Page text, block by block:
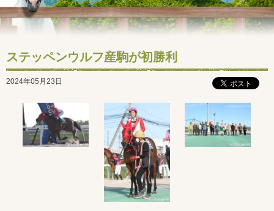
ステッペンウルフ産駒が初勝利
2024年05月23日